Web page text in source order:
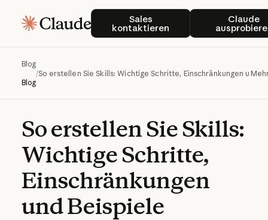
Sales
kontaktieren
Sales kontaktieren Claude
Blog
Blog
/So erstellen Sie Skills: Wichtige Schritte, Einschränkungen und
Soerstellen Sie Skills:
Wichtige Schritte,
Einschränkungen
undBeispiele